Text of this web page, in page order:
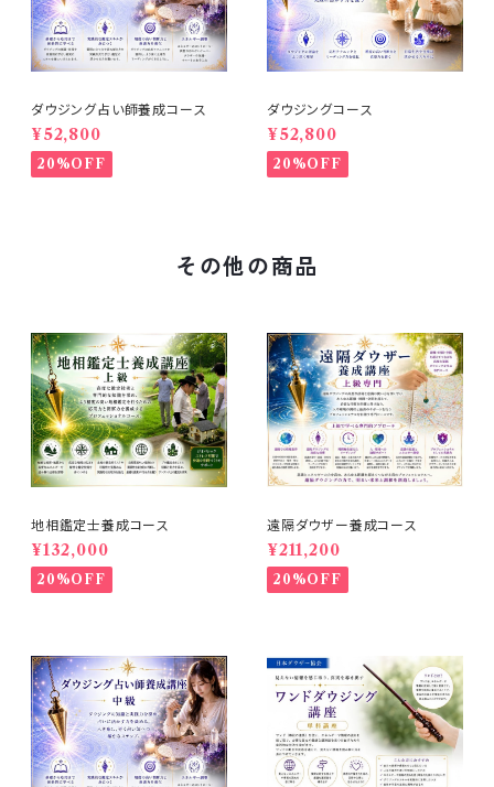
ダウジング占い師養成コース
¥52,800
20%OFF
ダウジングコース
¥52,800
20%OFF
その他の商品
地相鑑定士養成コース
¥132,000
20%OFF
遠隔ダウザー養成コース
¥211,200
20%OFF